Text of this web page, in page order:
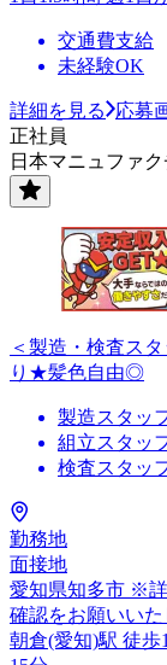
交通費支給
未経験OK
詳細を見る
応募
正社員
日本マニュファ
＜製造・検査ス
り★髪色自由◎
製造スタッ
組立スタッ
検査スタッ
勤務地
面接地
愛知県知多市 ※
確認をお願いいた
朝倉(愛知)駅 徒歩